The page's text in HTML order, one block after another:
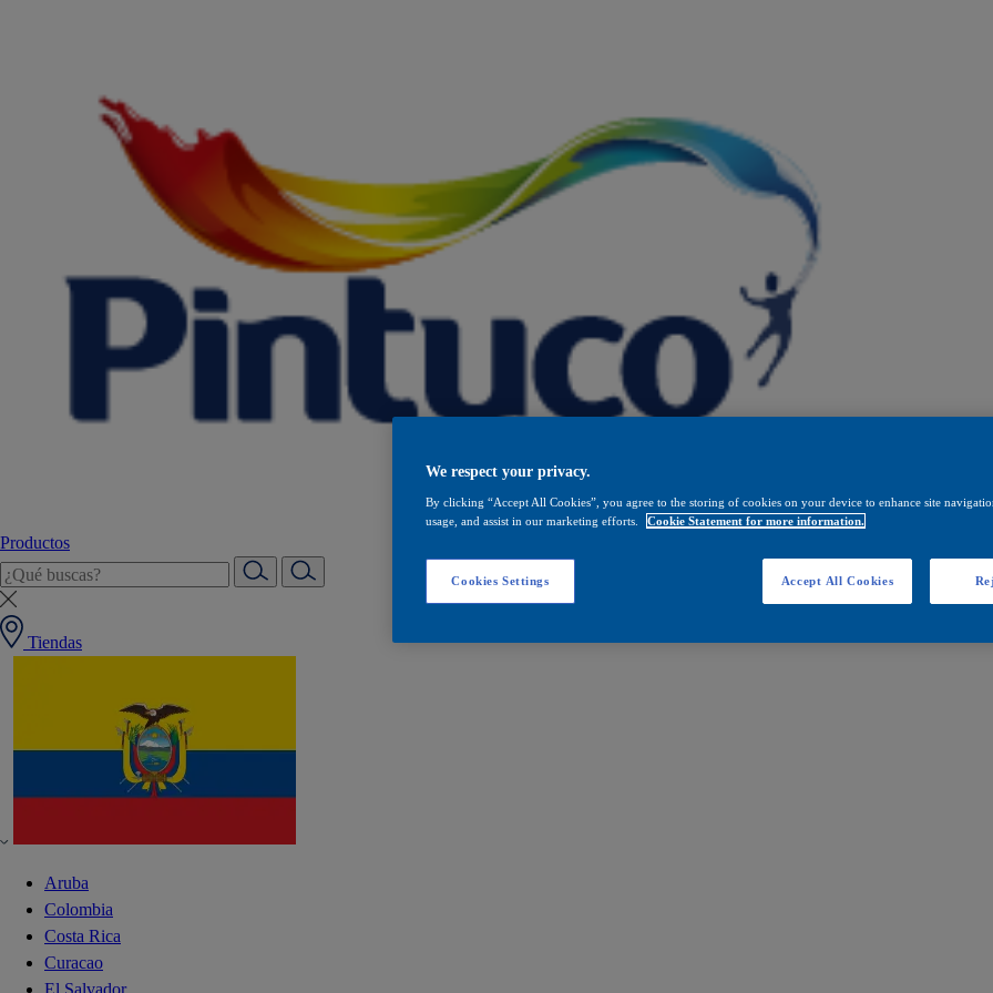
Productos
Tiendas
Aruba
Colombia
Costa Rica
Curacao
El Salvador
We respect your privacy.
By clicking “Accept All Cookies”, you agree to the storing of cookies on your device to enhance site
usage, and assist in our marketing efforts.
Cookie Statement for more information.
Cookies Settings Accept All Cookies